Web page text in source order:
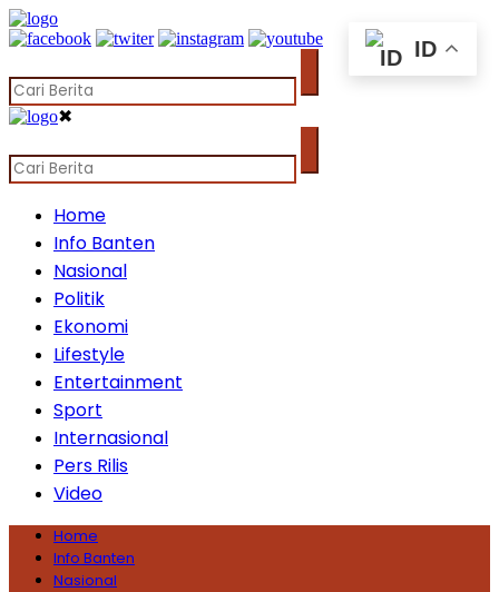
✖
Home
Info Banten
Nasional
Politik
Ekonomi
Lifestyle
Entertainment
Sport
Internasional
Pers Rilis
Video
Home
Info Banten
Nasional
ID